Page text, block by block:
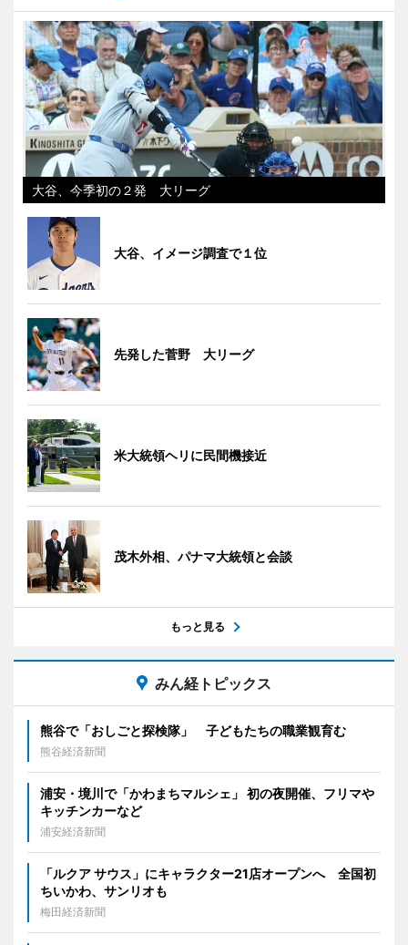
大谷、今季初の２発 大リーグ
大谷、イメージ調査で１位
先発した菅野 大リーグ
米大統領ヘリに民間機接近
茂木外相、パナマ大統領と会談
もっと見る
みん経トピックス
熊谷で「おしごと探検隊」 子どもたちの職業観育む
熊谷経済新聞
浦安・境川で「かわまちマルシェ」 初の夜開催、フリマや
キッチンカーなど
浦安経済新聞
「ルクア サウス」にキャラクター21店オープンへ 全国初
ちいかわ、サンリオも
梅田経済新聞